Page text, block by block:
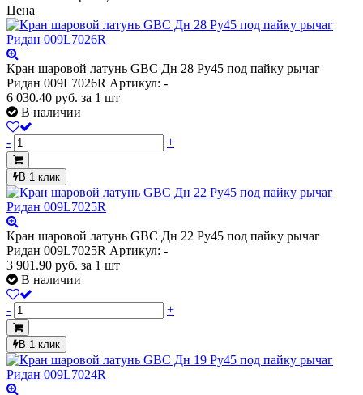
Цена
Кран шаровой латунь GBC Дн 28 Ру45 под пайку рычаг
Ридан 009L7026R Артикул: -
6 030.40 руб. за 1 шт
В наличии
- +
В 1 клик
Кран шаровой латунь GBC Дн 22 Ру45 под пайку рычаг
Ридан 009L7025R Артикул: -
3 901.90 руб. за 1 шт
В наличии
- +
В 1 клик